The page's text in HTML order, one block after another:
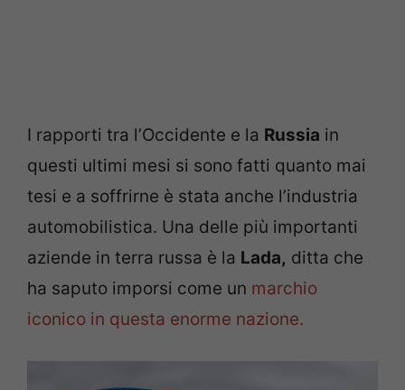
I rapporti tra l’Occidente e la Russia in
questi ultimi mesi si sono fatti quanto mai
tesi e a soffrirne è stata anche l’industria
automobilistica. Una delle più importanti
aziende in terra russa è la Lada, ditta che
ha saputo imporsi come un marchio
iconico in questa enorme nazione.